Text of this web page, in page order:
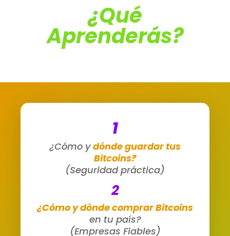
¿Qué
Aprenderás?
1
¿Cómo ydónde guardar tus
Bitcoins?
(Seguridad práctica)
2
¿Cómo y dónde comprar Bitcoins
en tu país?
(Empresas Fiables)